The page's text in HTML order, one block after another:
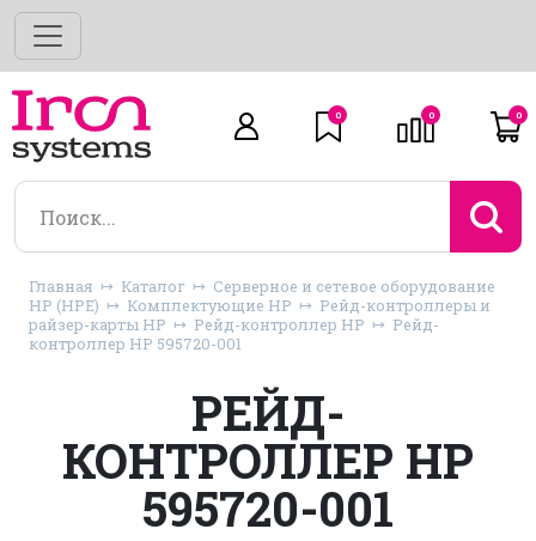
0 0 0
Главная Каталог
Серверное и сетевое оборудование
HP (HPE)
Комплектующие HP
Рейд-контроллеры и
райзер-карты HP
Рейд-контроллер HP
Рейд-
контроллер HP 595720-001
РЕЙД-
КОНТРОЛЛЕР HP
595720-001